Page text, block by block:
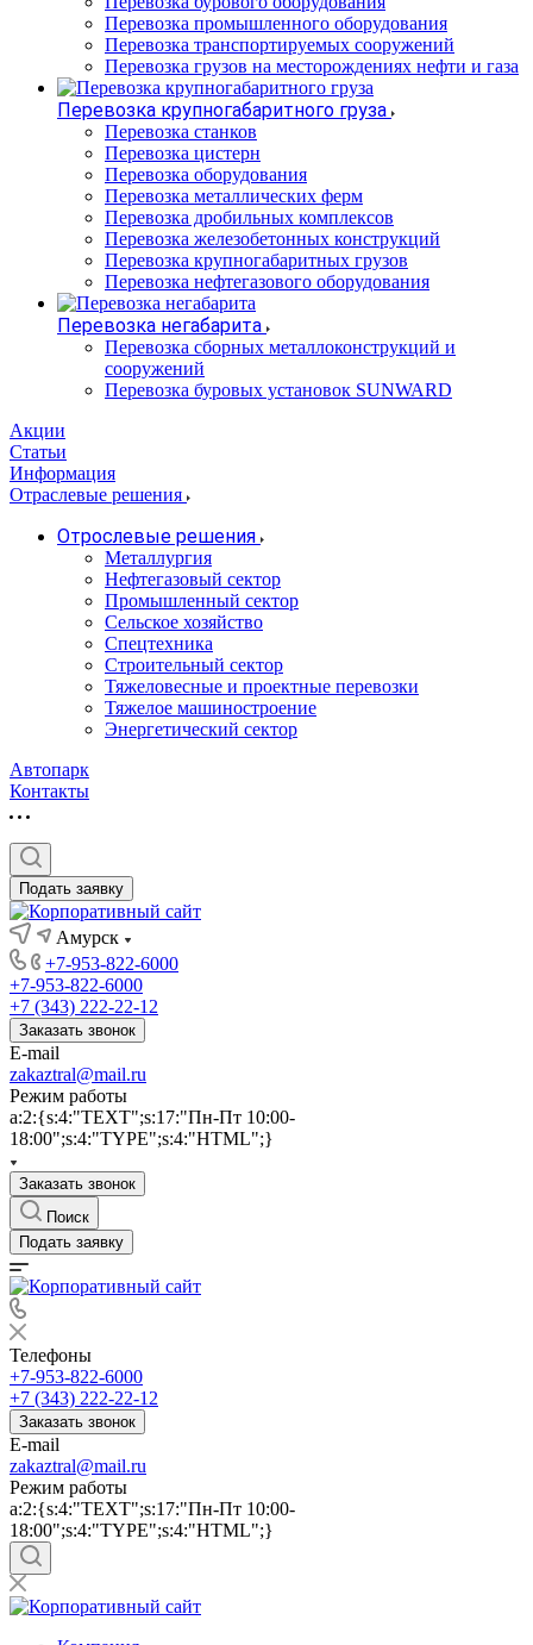
Перевозка промышленного оборудования
Перевозка транспортируемых сооружений
Перевозка грузов на месторождениях нефти и газа
Перевозка крупногабаритного груза
Перевозка станков
Перевозка цистерн
Перевозка оборудования
Перевозка металлических ферм
Перевозка дробильных комплексов
Перевозка железобетонных конструкций
Перевозка крупногабаритных грузов
Перевозка нефтегазового оборудования
Перевозка негабарита
Перевозка сборных металлоконструкций и
сооружений
Перевозка буровых установок SUNWARD
Акции
Статьи
Информация
Отраслевые решения
Отрослевые решения
Металлургия
Нефтегазовый сектор
Промышленный сектор
Сельское хозяйство
Спецтехника
Строительный сектор
Тяжеловесные и проектные перевозки
Тяжелое машиностроение
Энергетический сектор
Автопарк
Контакты
Подать заявку
Амурск
+7-953-822-6000
+7-953-822-6000
+7 (343) 222-22-12
Заказать звонок
E-mail
zakaztral@mail.ru
Режим работы
a:2:{s:4:"TEXT";s:17:"Пн-Пт 10:00-
18:00";s:4:"TYPE";s:4:"HTML";}
Заказать звонок
Поиск
Подать заявку
Телефоны
+7-953-822-6000
+7 (343) 222-22-12
Заказать звонок
E-mail
zakaztral@mail.ru
Режим работы
a:2:{s:4:"TEXT";s:17:"Пн-Пт 10:00-
18:00";s:4:"TYPE";s:4:"HTML";}